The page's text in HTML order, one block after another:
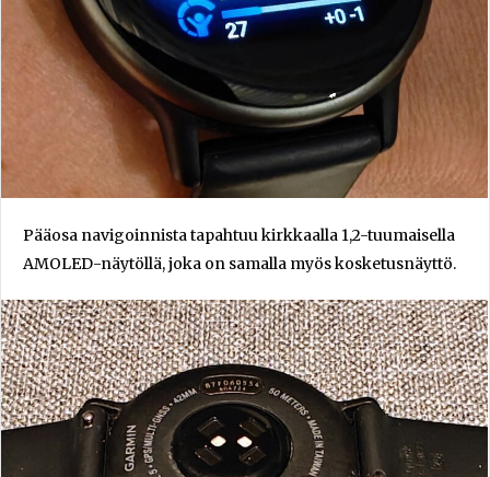
Pääosa navigoinnista tapahtuu kirkkaalla 1,2-tuumaisella
AMOLED-näytöllä, joka on samalla myös kosketusnäyttö.